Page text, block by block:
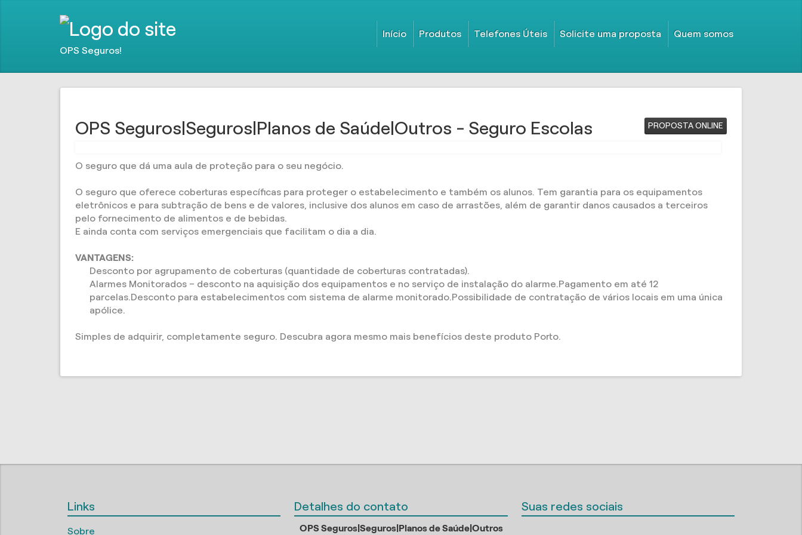
OPS Seguros!
Início Produtos Telefones Úteis Solicite uma proposta Quem somos
PROPOSTA ONLINE
OPS Seguros|Seguros|Planos de Saúde|Outros - Seguro Escolas
O seguro que dá uma aula de proteção para o seu negócio.
O seguro que oferece coberturas específicas para proteger o estabelecimento e também os alunos. Tem garantia para os equipamentos
eletrônicos e para subtração de bens e de valores, inclusive dos alunos em caso de arrastões, além de garantir danos causados a terceiros
pelo fornecimento de alimentos e de bebidas.
E ainda conta com serviços emergenciais que facilitam o dia a dia.
VANTAGENS:
Desconto por agrupamento de coberturas (quantidade de coberturas contratadas).
Alarmes Monitorados – desconto na aquisição dos equipamentos e no serviço de instalação do alarme.Pagamento em até 12
parcelas.Desconto para estabelecimentos com sistema de alarme monitorado.Possibilidade de contratação de vários locais em uma única
apólice.
Simples de adquirir, completamente seguro. Descubra agora mesmo mais benefícios deste produto Porto.
Links
Sobre
Detalhes do contato
OPS Seguros|Seguros|Planos de Saúde|Outros
Suas redes sociais